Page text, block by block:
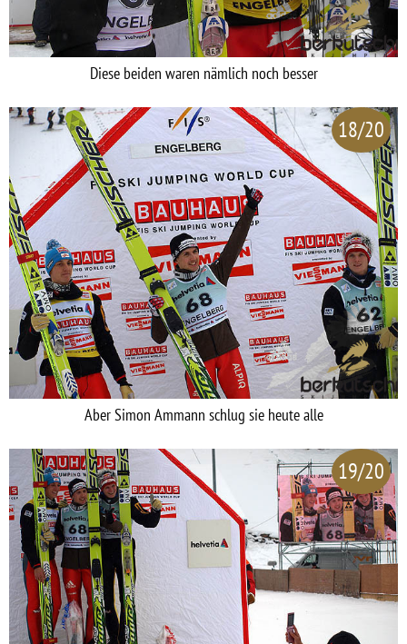
Diese beiden waren nämlich noch besser
18/20
Aber Simon Ammann schlug sie heute alle
19/20